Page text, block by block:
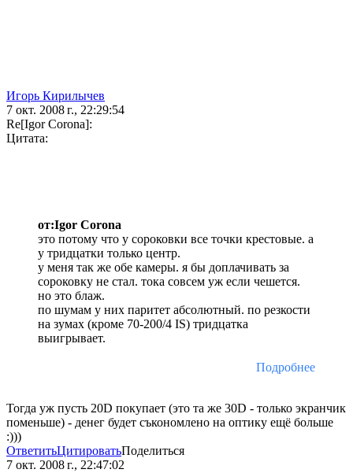
Игорь Кирилычев
7 окт. 2008 г., 22:29:54
Re[Igor Corona]:
Цитата:
от:Igor Corona
это потому что у сороковки все точки крестовые. а
у тридцатки только центр.
у меня так же обе камеры. я бы доплачивать за
сороковку не стал. тока совсем уж если чешется.
но это блаж.
по шумам у них паритет абсолютный. по резкости
на зумах (кроме 70-200/4 IS) тридцатка
выигрывает.
Подробнее
Тогда уж пусть 20D покупает (это та же 30D - только экранчик
поменьше) - денег будет съкономлено на оптику ещё больше
:)))
ОтветитьЦитироватьПоделиться
7 окт. 2008 г., 22:47:02